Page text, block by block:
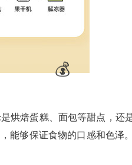
烘焙蛋糕、面包等甜点，还
能够保证食物的口感和色泽